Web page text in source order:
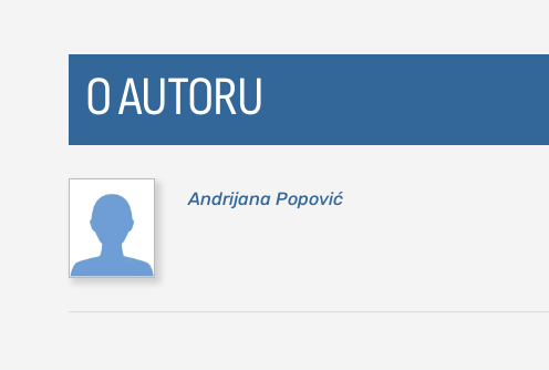
O AUTORU
Andrijana Popović